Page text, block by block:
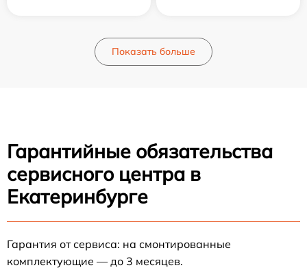
Показать больше
Гарантийные обязательства
сервисного центра в
Екатеринбурге
Гарантия от сервиса: на смонтированные
комплектующие — до 3 месяцев.